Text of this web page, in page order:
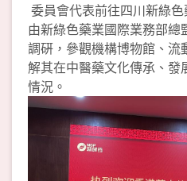
委員會代表前往四川新綠
由新綠色藥業國際業務部總
調硏，參觀機構博物館、流
解其在中醫藥文化傳承、發
情況。